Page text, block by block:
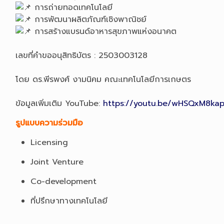
การถ่ายทอดเทคโนโลยี
การพัฒนาผลิตภัณฑ์เชิงพาณิชย์
การสร้างแบรนด์อาหารสุขภาพแห่งอนาคต
เลขที่คำขออนุสิทธิบัตร : 2503003128
โดย ดร.พีรพงศ์ งามนิคม คณะเทคโนโลยีการเกษตร
ข้อมูลเพิ่มเติม YouTube: https://youtu.be/
รูปแบบความร่วมมือ
Licensing
Joint Venture
Co-development
ที่ปรึกษาทางเทคโนโลยี